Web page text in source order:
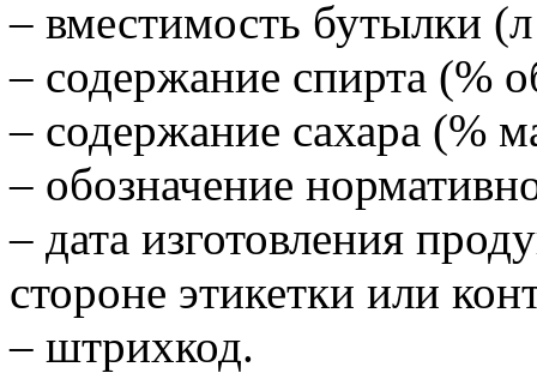
– вместимость бутылки
– содержание спирта (%
– содержание сахара (%
– обозначение
– дата изготовления
стороне этикетки или
– штрихкод.